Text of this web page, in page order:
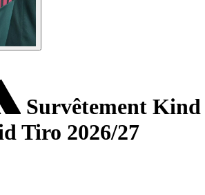
Survêtement Kind
Tiro 2026/27